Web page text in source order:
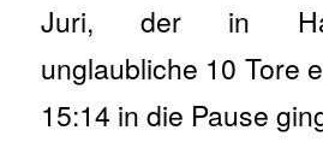
Juri, der in
unglaubliche 10 Tore
15:14 in die Pause